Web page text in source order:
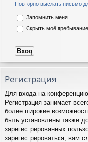
Повторно выслать письмо
Запомнить меня
Скрыть моё
Регистрация
Для входа на
Регистрация занимает
более широкие
быть установлены также
зарегистрированных
зарегистрироваться, вам